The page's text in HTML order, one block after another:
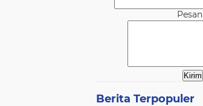
Pesan
Berita Terpopuler